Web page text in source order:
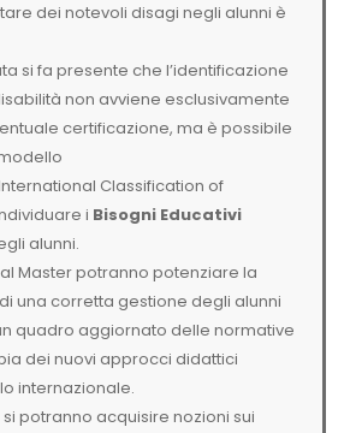
dei notevoli disagi negli alunni è
si fa presente che l’identificazione
non avviene esclusivamente
certificazione, ma è possibile
Classification of
i Bisogni Educativi
alunni.
Master potranno potenziare la
una corretta gestione degli alunni
quadro aggiornato delle normative
dei nuovi approcci didattici
internazionale.
potranno acquisire nozioni sui